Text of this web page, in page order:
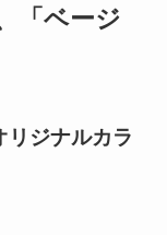
「ベージ
リジナルカラ